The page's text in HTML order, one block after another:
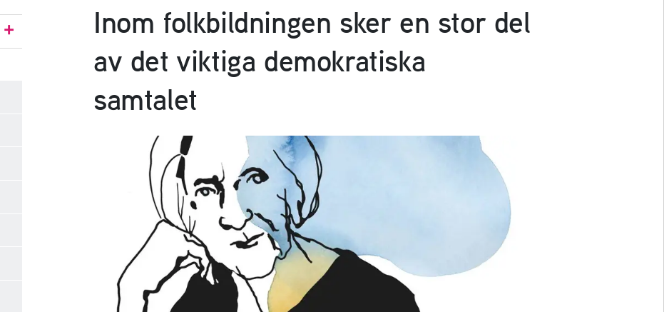
Inom folkbildningen sker en stor del
av det viktiga demokratiska
samtalet